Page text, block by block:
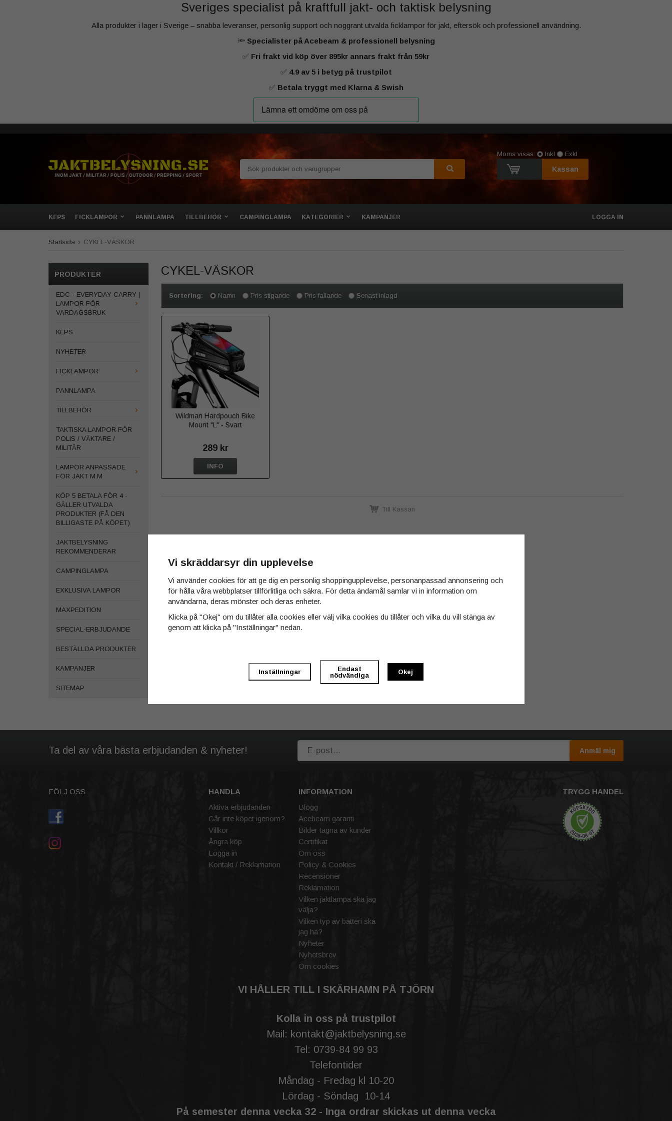
Sveriges specialist på kraftfull jakt‑ och taktisk belysning
Alla produkter i lager i Sverige – snabba leveranser, personlig support och noggrant utvalda ficklampor för jakt, eftersök och professionell användning.
🔦 Specialister på Acebeam & professionell belysning
✅ Fri frakt vid köp över 895kr annars frakt från 59kr
✅ 4.9 av 5 i betyg på trustpilot
✅ Betala tryggt med Klarna & Swish
Moms visas: Inkl Exkl
Kassan
KEPS FICKLAMPOR PANNLAMPA TILLBEHÖR CAMPINGLAMPA KATEGORIER KAMPANJER LOGGA IN
Startsida CYKEL-VÄSKOR
PRODUKTER
EDC - EVERYDAY CARRY |
LAMPOR FÖR
VARDAGSBRUK
KEPS
NYHETER
FICKLAMPOR
PANNLAMPA
TILLBEHÖR
TAKTISKA LAMPOR FÖR
POLIS / VÄKTARE /
MILITÄR
LAMPOR ANPASSADE
FÖR JAKT M.M
KÖP 5 BETALA FÖR 4 -
GÄLLER UTVALDA
PRODUKTER (FÅ DEN
BILLIGASTE PÅ KÖPET)
JAKTBELYSNING
REKOMMENDERAR
CAMPINGLAMPA
EXKLUSIVA LAMPOR
MAXPEDITION
SPECIAL-ERBJUDANDE
BESTÄLLDA PRODUKTER
KAMPANJER
SITEMAP
CYKEL-VÄSKOR
Sortering: Namn Pris stigande Pris fallande Senast inlagd
Wildman Hardpouch Bike
Mount "L" - Svart
289 kr
INFO
Till Kassan
Ta del av våra bästa erbjudanden & nyheter! Anmäl mig
FÖLJ OSS
HANDLA
Aktiva erbjudanden
Går inte köpet igenom?
Villkor
Ångra köp
Logga in
Kontakt / Reklamation
INFORMATION
Blogg
Acebeam garanti
Bilder tagna av kunder
Certifikat
Om oss
Policy & Cookies
Recensioner
Reklamation
Vilken jaktlampa ska jag
välja?
Vilken typ av batteri ska
jag ha?
Nyheter
Nyhetsbrev
Om cookies
TRYGG HANDEL
VI HÅLLER TILL I SKÄRHAMN PÅ TJÖRN
Kolla in oss på trustpilot
Mail: kontakt@jaktbelysning.se
Tel: 0739-84 99 93
Telefontider
Måndag - Fredag kl 10-20
Lördag - Söndag 10-14
På semester denna vecka 32 - Inga ordrar skickas ut denna vecka
Vi skräddarsyr din upplevelse
Vi använder cookies för att ge dig en personlig shoppingupplevelse, personanpassad annonsering och
för hålla våra webbplatser tillförlitliga och säkra. För detta ändamål samlar vi in information om
användarna, deras mönster och deras enheter.
Klicka på "Okej" om du tillåter alla cookies eller välj vilka cookies du tillåter och vilka du vill stänga av
genom att klicka på "Inställningar" nedan.
Inställningar
Endast
nödvändiga
Okej